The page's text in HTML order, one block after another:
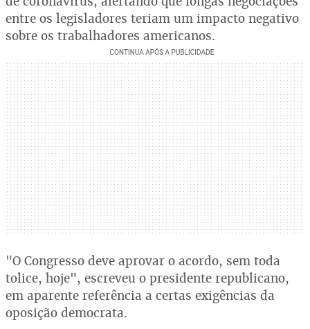
entre os legisladores teriam um impacto negativo
sobre os trabalhadores americanos.
"O Congresso deve aprovar o acordo, sem toda
tolice, hoje", escreveu o presidente republicano,
em aparente referência a certas exigências da
oposição democrata.